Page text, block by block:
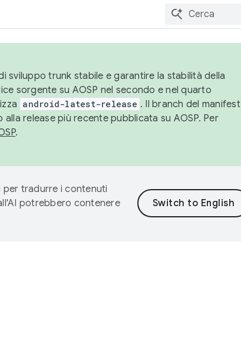
sviluppo trunk stabile e garantire la stabilità della
sorgente su AOSP nel secondo e nel quarto
android-latest-release . Il branch del manifest
release più recente pubblicata su AOSP. Per
.
per tradurre i contenuti
potrebbero contenere